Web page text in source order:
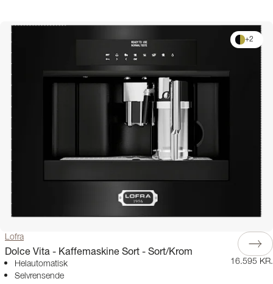
+2
Lofra
Dolce Vita - Kaffemaskine Sort - Sort/Krom
Helautomatisk
Selvrensende
16.595 KR.